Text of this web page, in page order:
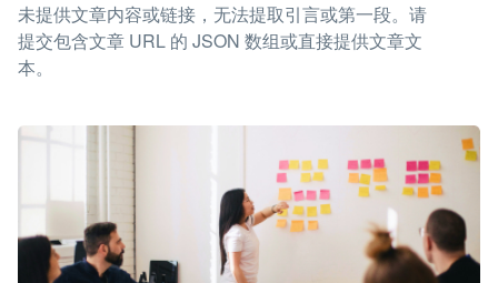
未提供文章内容或链接，无法提取引言或第一段。请
提交包含文章 URL 的 JSON 数组或直接提供文章文
本。